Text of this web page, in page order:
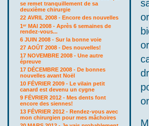
se remet tranquillement de sa
deuxième chirurgie
22 AVRIL 2008 - Encore des nouvelles
1 er MAI 2008 - Après 6 semaines de
rendez-vous...
6 JUIN 2008 - Sur la bonne voie
27 AOÛT 2008 - Des nouvelles!
17 NOVEMBRE 2008 - Une autre
épreuve
17 DÉCEMBRE 2008 - De bonnes
nouvelles avant Noël
10 FÉVRIER 2009 - Le vilain petit
canard est devenu un cygne
9 FÉVRIER 2012 - Mes dents font
encore des siennes!
13 FÉVRIER 2012 - Rendez-vous avec
mon chirurgien pour mes mâchoires